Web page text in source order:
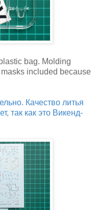
bag. Molding
included because
Качество литья
так как это Викенд-